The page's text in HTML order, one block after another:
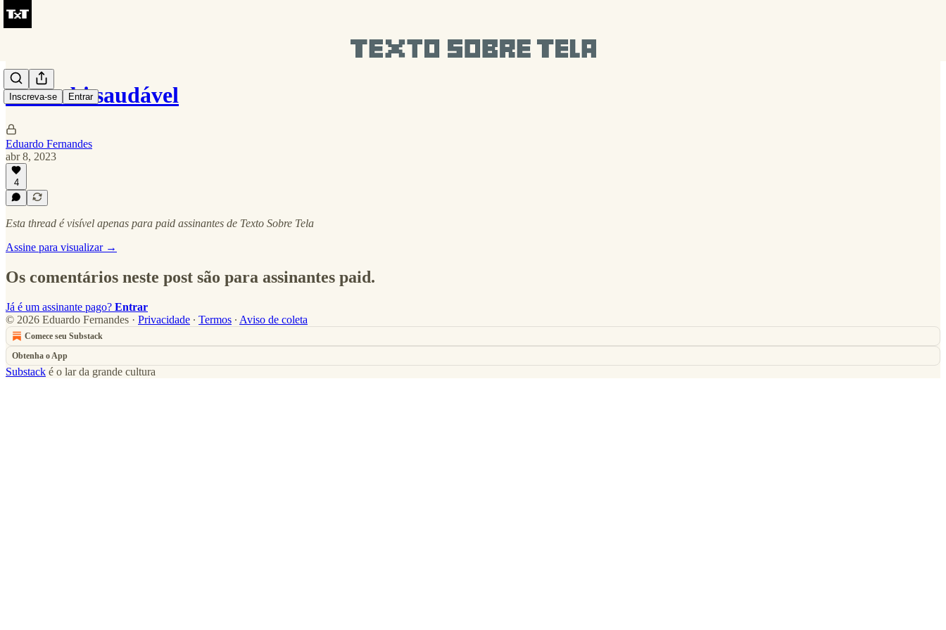
Inscreva-se Entrar
O zumbi saudável
Eduardo Fernandes
abr 8, 2023
4
Esta thread é visível apenas para paid assinantes de Texto Sobre Tela
Assine para visualizar →
Os comentários neste post são para assinantes paid.
Já é um assinante pago? Entrar
© 2026 Eduardo Fernandes · Privacidade ∙ Termos ∙ Aviso de coleta
Comece seu Substack
Obtenha o App
Substack é o lar da grande cultura